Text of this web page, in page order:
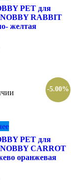
PET для
RABBIT
желтая
-5.00%
PET для
CARROT
оранжевая